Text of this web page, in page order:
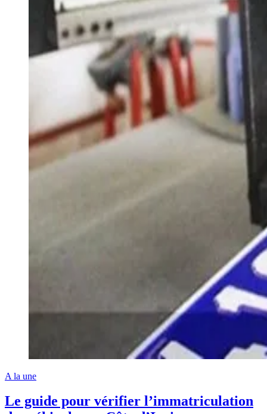
A la une
Le guide pour vérifier l’immatriculation